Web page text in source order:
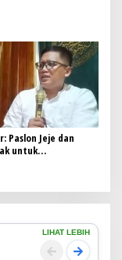
Paslon Jeje dan
untuk
LIHAT LEBIH